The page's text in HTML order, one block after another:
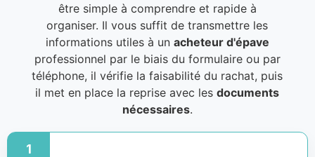
être simple à comprendre et rapide à
organiser. Il vous suffit de transmettre les
informations utiles à un acheteur d'épave
professionnel par le biais du formulaire ou par
téléphone, il vérifie la faisabilité du rachat, puis
il met en place la reprise avec lesdocuments
nécessaires.
1